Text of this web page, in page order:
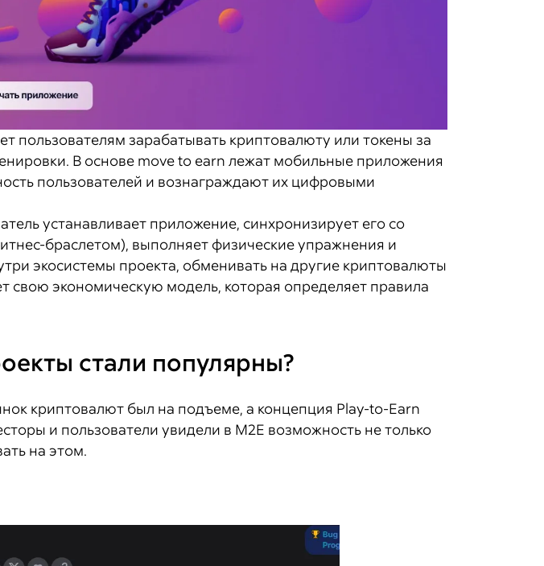
пользователям зарабатывать криптовалюту или токены за
В основе move to earn лежат мобильные приложения
пользователей и вознаграждают их цифровыми
устанавливает приложение, синхронизирует его со
браслетом), выполняет физические упражнения и
экосистемы проекта, обменивать на другие криптовалюты
экономическую модель, которая определяет правила
стали популярны?
криптовалют был на подъеме, а концепция Play-to-Earn
и пользователи увидели в M2E возможность не только
на этом.